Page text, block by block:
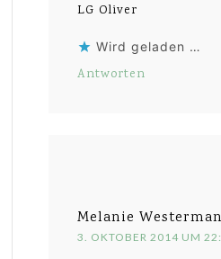
LG Oliver
Wird geladen …
Antworten
Melanie
3. OKTOBER 2014 UM